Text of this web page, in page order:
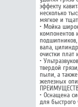
эффекту
несколько
мягкое и
• Мойка
компонентов
вала,
очистки плат
•
твердой
пыли, а
железных
• Оснащена
для быстрого